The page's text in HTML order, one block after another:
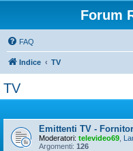
Forum
FAQ
Indice TV
TV
Emittenti TV -
Moderatori: televideo69
Argomenti: 126